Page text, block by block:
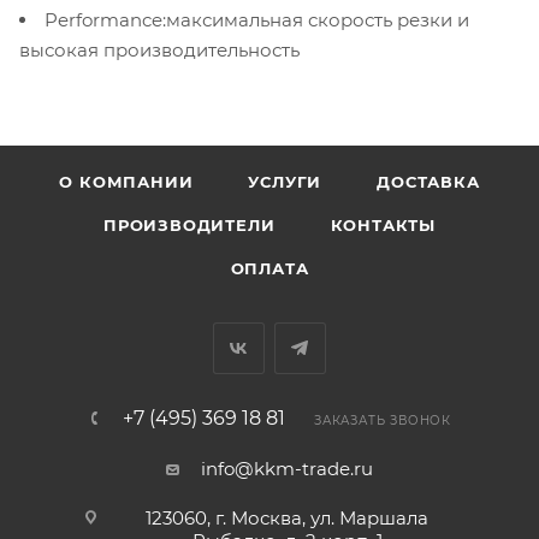
Performance:максимальная скорость резки и
высокая производительность
О КОМПАНИИ УСЛУГИ ДОСТАВКА
ПРОИЗВОДИТЕЛИ КОНТАКТЫ
ОПЛАТА
+7 (495) 369 18 81 ЗАКАЗАТЬ ЗВОНОК
info@kkm-trade.ru
123060, г. Москва, ул. Маршала